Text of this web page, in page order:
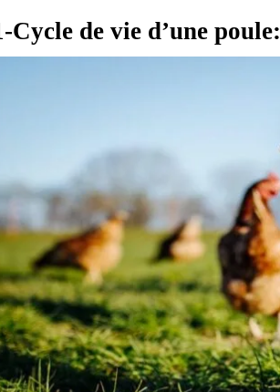
Cycle de vie d’une poule: